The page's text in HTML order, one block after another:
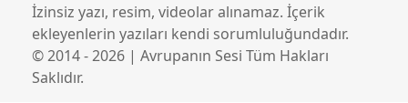
İzinsiz yazı, resim, videolar alınamaz. İçerik
ekleyenlerin yazıları kendi sorumluluğundadır.
© 2014 - 2026 | Avrupanın Sesi Tüm Hakları
Saklıdır.